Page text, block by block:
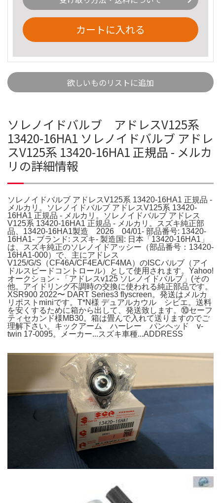
カートに入れる
欲しいものリストに追加
ソレノイドバルブ アドレスV125系
13420-16HA1 ソレノイドバルブ アドレ
スV125系 13420-16HA1 正規品 - メルカ
リの詳細情報
ソレノイドバルブ アドレスV125系 13420-16HA1 正規品 -
メルカリ。ソレノイドバルブ アドレスV125系 13420-
16HA1 正規品 - メルカリ。ソレノイドバルブ アドレス
V125系 13420-16HA1 正規品 - メルカリ。スズキ純正部
品、13420-16HA1製造 2026 04/01- 部品番号: 13420-
16HA1- ブランド: スズキ- 製造国: 日本「13420-16HA1」
は、スズキ純正のソレノイドアッシー（部品番号：13420-
16HA1-000）で、主にアドレス
V125/G/S（CF46A/CF4EA/CF4MA）のISCバルブ（アイ
ドルスピードコントロール）として使用されます。Yahoo!
オークション - 「アドレスv125 ソレノイドバルブ」(その
他。アイドリング不調時の交換に使われる純正部品です。
XSR900 2022〜 DART Series3 flyscreen。発送はメルカ
リポストminiです。T*N様 デュアルカウル シビエ。送料
を安くするために箱から出して、発送致します。⑩セーフ
ティセカンド様MB30。箱は畳んで入れて送りますのでご
理解下さい。キックアーム ハーレー パンヘッド v-
twin 17-0095。メーカー...スズキ車種...ADDRESS